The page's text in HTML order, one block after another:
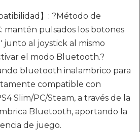
】: ?Método de
mantén pulsados los botones
junto al joystick al mismo
el modo Bluetooth.?
bluetooth inalambrico para
compatible con
Slim/PC/Steam, a través de la
Bluetooth, aportando la
de juego.